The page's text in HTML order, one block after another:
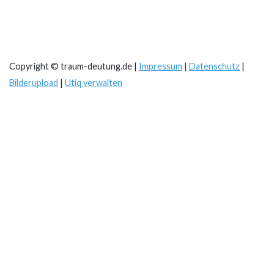
Copyright © traum-deutung.de | Impressum | Datenschutz |
Bilderupload | Utiq verwalten